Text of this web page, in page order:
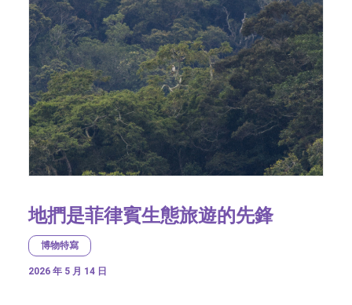
地捫是菲律賓生態旅遊的先鋒
博物特寫
2026 年 5 月 14 日